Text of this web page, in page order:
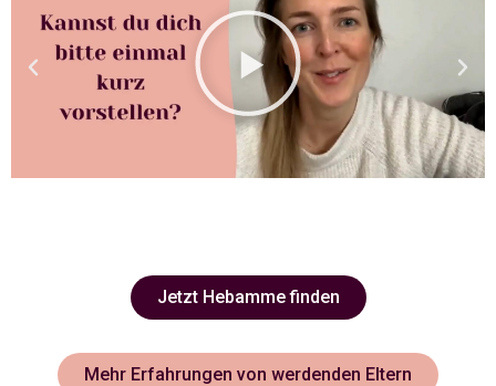
Jetzt Hebamme finden
Mehr Erfahrungen von werdenden Eltern